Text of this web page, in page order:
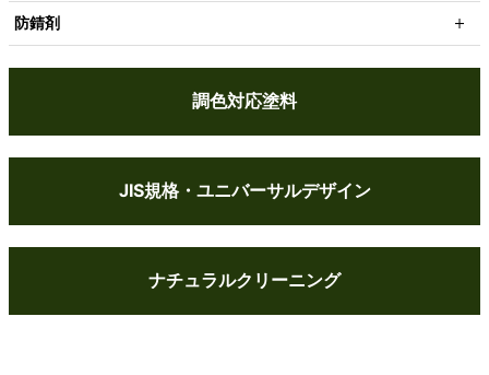
防錆剤
調色対応塗料
JIS規格・ユニバーサルデザイン
ナチュラルクリーニング